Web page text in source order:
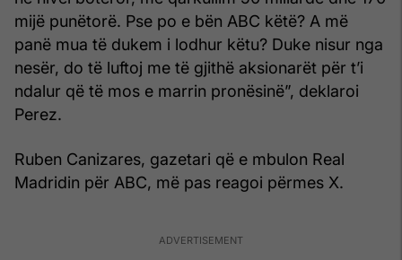
mijë punëtorë. Pse po e bën ABC këtë? A më
panë mua të dukem i lodhur këtu? Duke nisur nga
nesër, do të luftoj me të gjithë aksionarët për t’i
ndalur që të mos e marrin pronësinë”, deklaroi
Perez.
Ruben Canizares, gazetari që e mbulon Real
Madridin për ABC, më pas reagoi përmes X.